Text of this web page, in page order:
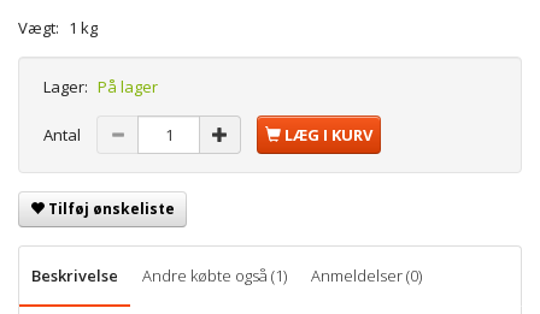
Vægt: 1 kg
Lager: På lager
Antal LÆG I KURV
Tilføj ønskeliste
Beskrivelse Andre købte også (1) Anmeldelser (0)